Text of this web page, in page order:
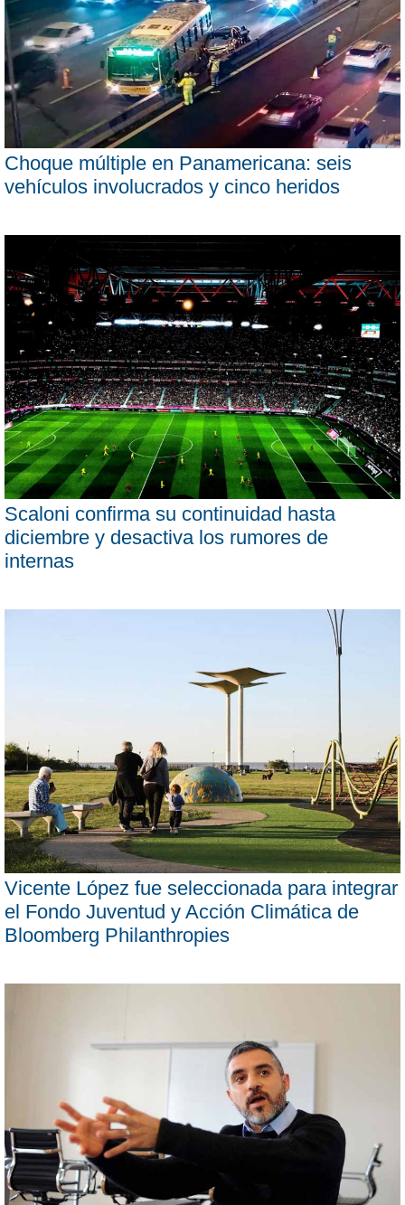
Choque múltiple en Panamericana: seis
vehículos involucrados y cinco heridos
Scaloni confirma su continuidad hasta
diciembre y desactiva los rumores de
internas
Vicente López fue seleccionada para integrar
el Fondo Juventud y Acción Climática de
Bloomberg Philanthropies